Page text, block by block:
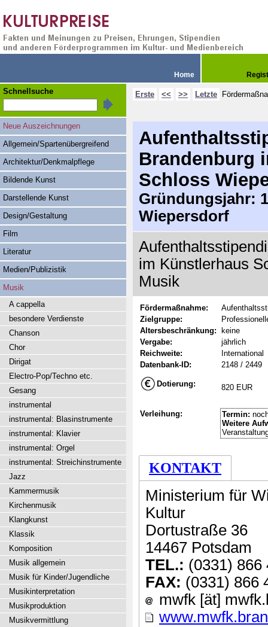
Home
Erste << >> Letzte
Brandenburg
Schloss
Gründungsjahr:
Wiepersdorf
im Künstlerhaus
Musik
Fördermaßnahme:
Zielgruppe:
Altersbeschränkung:
keine
Vergabe:
jährlich
Reichweite:
International
Datenbank-ID:
2148 / 2449
Dotierung: 820 EUR
Verleihung: Termin:
Weitere
KONTAKT
Ministerium für
Kultur
Dortustraße 36
14467 Potsdam
TEL.: (0331) 866
FAX: (0331) 866
mwfk [ät]
Schnellsuche
Neue Auszeichnungen
Allgemein/Spartenübergreifend
Architektur/Denkmalpflege
Bildende Kunst
Darstellende Kunst
Design/Gestaltung
Film
Literatur
Medien/Publizistik
Musik
A cappella
besondere Verdienste
Chanson
Chor
Dirigat
Electro-Pop/Techno etc.
Gesang
instrumental
instrumental: Blasinstrumente
instrumental: Klavier
instrumental: Orgel
instrumental: Streichinstrumente
Jazz
Kammermusik
Kirchenmusik
Klangkunst
Klassik
Komposition
Musik allgemein
Musik für Kinder/Jugendliche
Musikinterpretation
Musikproduktion
Musikvermittlung